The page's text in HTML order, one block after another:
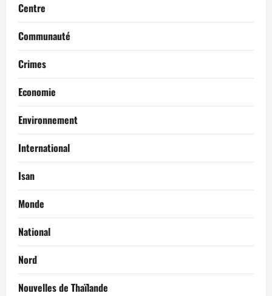
Centre
Communauté
Crimes
Economie
Environnement
International
Isan
Monde
National
Nord
Nouvelles de Thaïlande